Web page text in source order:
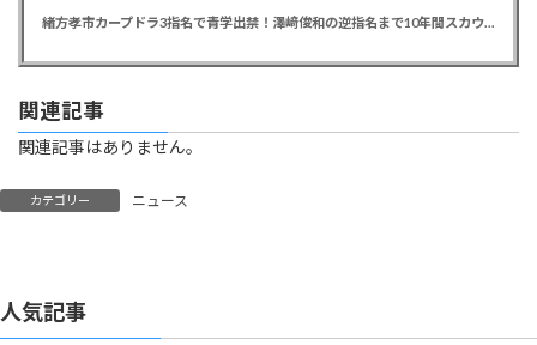
緒方孝市カープドラ3指名で青学出禁！澤﨑俊和の逆指名まで10年間スカウト出禁
関連記事
関連記事はありません。
カテゴリー ニュース
人気記事